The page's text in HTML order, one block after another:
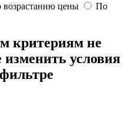
возрастанию цены
По
критериям не
изменить условия